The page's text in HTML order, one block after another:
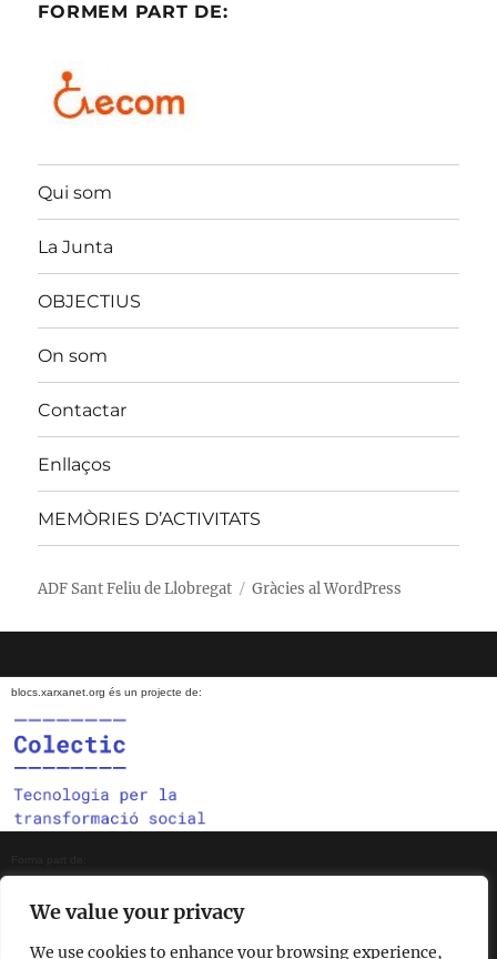
We value your privacy
We use cookies to enhance your browsing experience,
FORMEM PART DE:
Qui som
La Junta
OBJECTIUS
On som
Contactar
Enllaços
MEMÒRIES D’ACTIVITATS
ADF Sant Feliu de Llobregat Gràcies al WordPress
blocs.xarxanet.org és un projecte de: